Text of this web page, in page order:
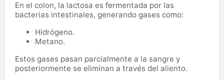
En el colon, la lactosa es fermentada por las
bacterias intestinales, generando gases como:
Hidrógeno.
Metano.
Estos gases pasan parcialmente a la sangre y
posteriormente se eliminan a través del aliento.